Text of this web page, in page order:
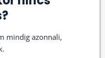
mindig azonnali,